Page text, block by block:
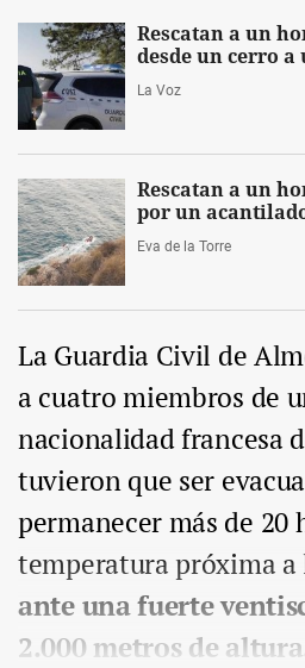
Rescatan a un
desde un cerro a
La Voz
Rescatan a un
por un
Eva de la Torre
La Guardia Civil de
a cuatro miembros de
nacionalidad francesa
tuvieron que ser
permanecer más de 20
temperatura próxima a
ante una fuerte
2.000 metros de